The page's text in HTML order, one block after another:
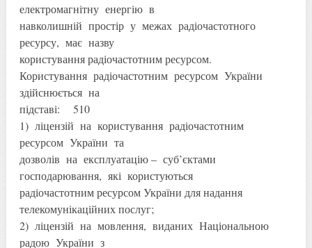
електромагнітну енергію в
навколишній простір у межах радіочастотного
ресурсу, має назву
користування радіочастотним ресурсом.
Користування радіочастотним ресурсом України
здійснюється на
підставі: 510
1) ліцензій на користування радіочастотним
ресурсом України та
дозволів на експлуатацію – суб’єктами
господарювання, які користуються
радіочастотним ресурсом України для надання
телекомунікаційних послуг;
2) ліцензій на мовлення, виданих Національною
радою України з